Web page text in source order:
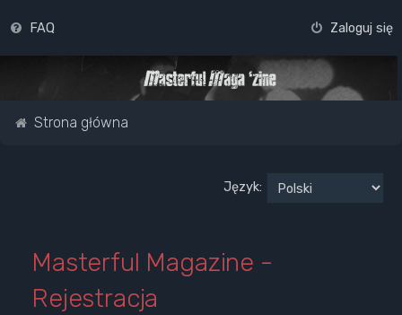
FAQ Zaloguj się
Strona główna
Język:
Masterful Magazine -
Rejestracja